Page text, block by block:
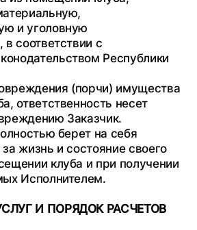
и уголовную
в соответствии с
Республики
(порчи) имущества
ответственность несет
Заказчик.
берет на себя
за жизнь и состояние своего
клуба и при получении
Исполнителем.
И ПОРЯДОК РАСЧЕТОВ